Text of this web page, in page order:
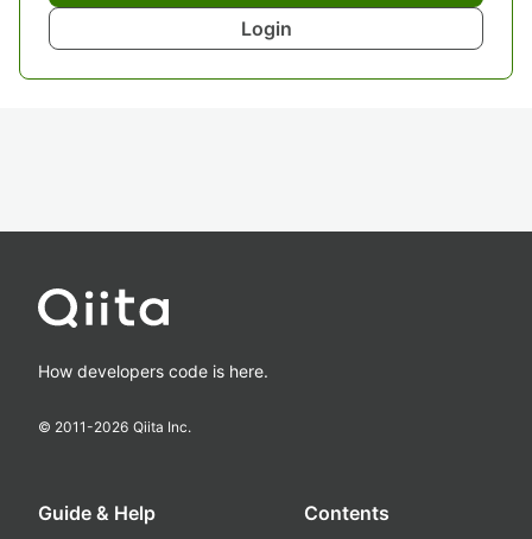
Login
How developers code is here.
© 2011-2026 Qiita Inc.
Guide & Help Contents